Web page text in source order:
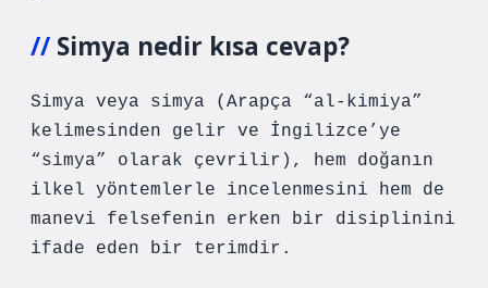
Simya nedir kısa cevap?
Simya veya simya (Arapça “al-kimiya”
kelimesinden gelir ve İngilizce’ye
“simya” olarak çevrilir), hem doğanın
ilkel yöntemlerle incelenmesini hem de
manevi felsefenin erken bir disiplinini
ifade eden bir terimdir.